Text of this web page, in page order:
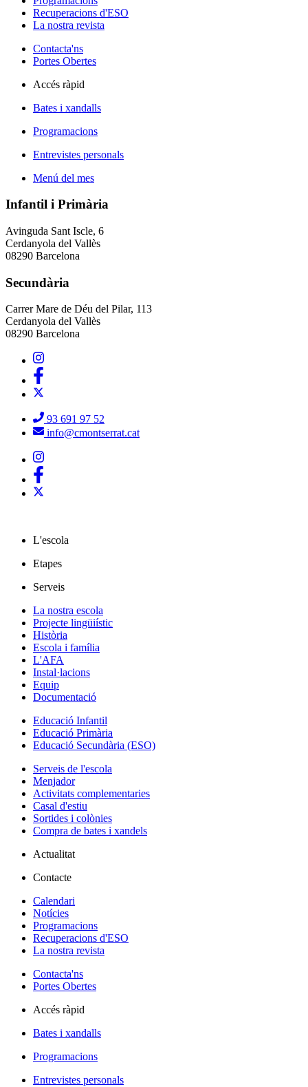
Recuperacions d'ESO
La nostra revista
Contacta'ns
Portes Obertes
Accés ràpid
Bates i xandalls
Programacions
Entrevistes personals
Menú del mes
Infantil i Primària
Avinguda Sant Iscle, 6
Cerdanyola del Vallès
08290 Barcelona
Secundària
Carrer Mare de Déu del Pilar, 113
Cerdanyola del Vallès
08290 Barcelona
93 691 97 52
info@cmontserrat.cat
L'escola
Etapes
Serveis
La nostra escola
Projecte lingüiístic
Història
Escola i família
L'AFA
Instal·lacions
Equip
Documentació
Educació Infantil
Educació Primària
Educació Secundària (ESO)
Serveis de l'escola
Menjador
Activitats complementaries
Casal d'estiu
Sortides i colònies
Compra de bates i xandels
Actualitat
Contacte
Calendari
Notícies
Programacions
Recuperacions d'ESO
La nostra revista
Contacta'ns
Portes Obertes
Accés ràpid
Bates i xandalls
Programacions
Entrevistes personals